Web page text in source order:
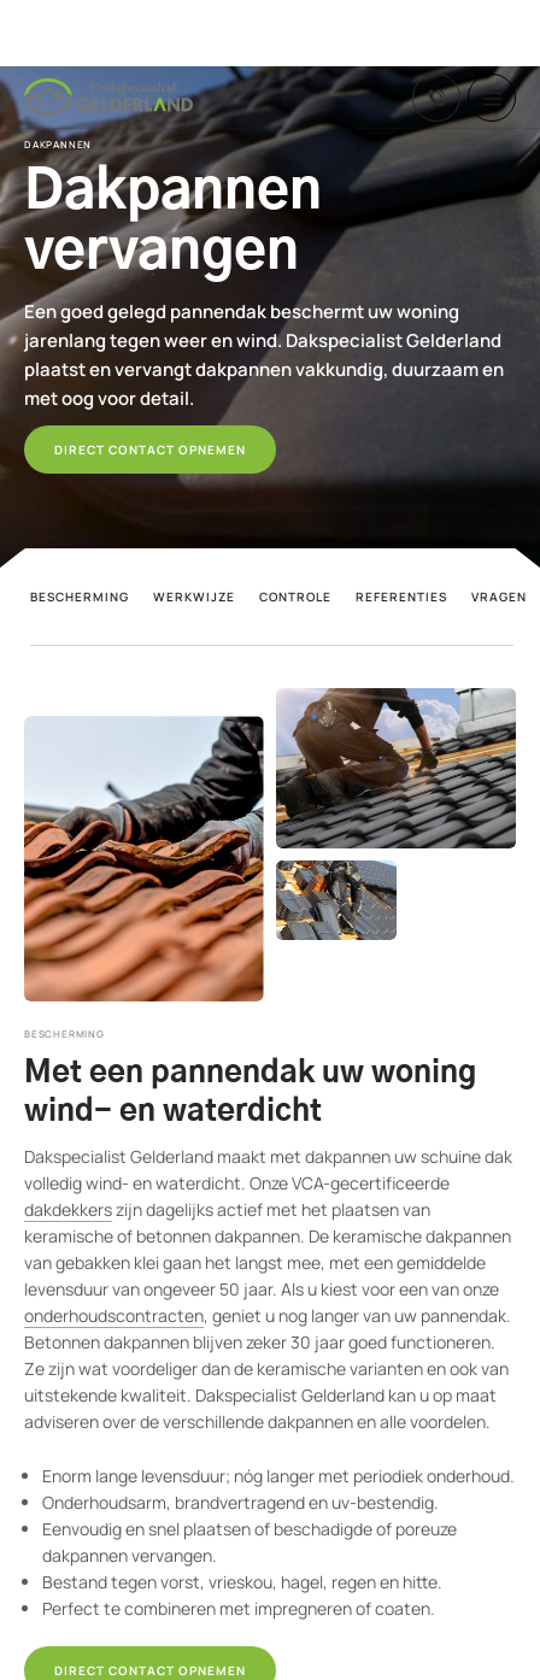
content
DAKPANNEN
Dakpannen
vervangen
Een goed gelegd pannendak beschermt uw woning
jarenlang tegen weer en wind. Dakspecialist Gelderland
plaatst en vervangt dakpannen vakkundig, duurzaam en
met oog voor detail.
DIRECT CONTACT OPNEMEN
BESCHERMING WERKWIJZE CONTROLE REFERENTIES VRAGEN
BESCHERMING
Met een pannendak uw woning
wind- en waterdicht
Dakspecialist Gelderland maakt met dakpannen uw schuine dak
volledig wind- en waterdicht. Onze VCA-gecertificeerde
dakdekkerszijn dagelijks actief met het plaatsen van
keramische of betonnen dakpannen. De keramische dakpannen
van gebakken klei gaan het langst mee, met een gemiddelde
levensduur van ongeveer 50 jaar. Als u kiest voor een van onze
onderhoudscontracten, geniet u nog langer van uw pannendak.
Betonnen dakpannen blijven zeker 30 jaar goed functioneren.
Ze zijn wat voordeliger dan de keramische varianten en ook van
uitstekende kwaliteit. Dakspecialist Gelderland kan u op maat
adviseren over de verschillende dakpannen en alle voordelen.
Enorm lange levensduur; nóg langer met periodiek onderhoud.
Onderhoudsarm, brandvertragend en uv-bestendig.
Eenvoudig en snel plaatsen of beschadigde of poreuze
dakpannen vervangen.
Bestand tegen vorst, vrieskou, hagel, regen en hitte.
Perfect te combineren met impregneren of coaten.
DIRECT CONTACT OPNEMEN